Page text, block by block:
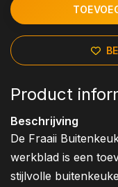
Product
Beschrijving
De Fraaii
werkblad is een
stijlvolle